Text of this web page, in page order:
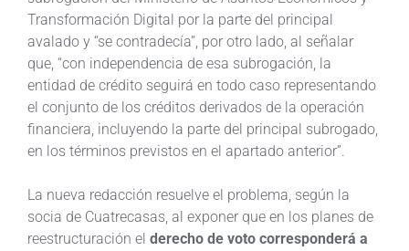
Transformación Digital por la parte del principal
avalado y “se contradecía”, por otro lado, al señalar
que, “con independencia de esa subrogación, la
entidad de crédito seguirá en todo caso representando
el conjunto de los créditos derivados de la operación
financiera, incluyendo la parte del principal subrogado,
en los términos previstos en el apartado anterior”.
La nueva redacción resuelve el problema, según la
socia de Cuatrecasas, al exponer que en los planes de
reestructuración el derecho de voto corresponderá a